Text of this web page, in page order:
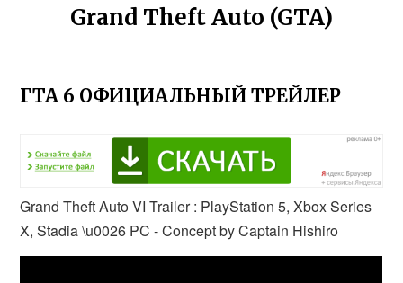
Grand Theft Auto (GTA)
ГТА 6 ОФИЦИАЛЬНЫЙ ТРЕЙЛЕР
Grand Theft Auto VI Trailer : PlayStation 5, Xbox Series
X, Stadia \u0026 PC - Concept by Captain Hishiro